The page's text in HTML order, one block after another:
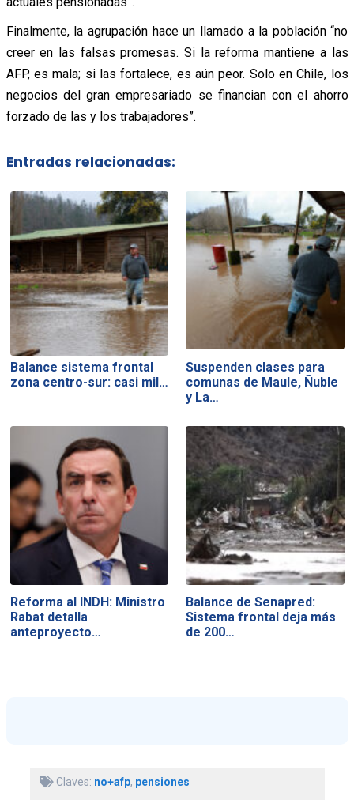
Finalmente, la agrupación hace un llamado a la población “no
creer en las falsas promesas. Si la reforma mantiene a las
AFP, es mala; si las fortalece, es aún peor. Solo en Chile, los
negocios del gran empresariado se financian con el ahorro
forzado de las y los trabajadores”.
Entradas relacionadas:
Balance sistema frontal
zona centro-sur: casi mil…
Suspenden clases para
comunas de Maule, Ñuble
y La…
Reforma al INDH: Ministro
Rabat detalla
anteproyecto…
Balance de Senapred:
Sistema frontal deja más
de 200…
Claves: no+afp, pensiones